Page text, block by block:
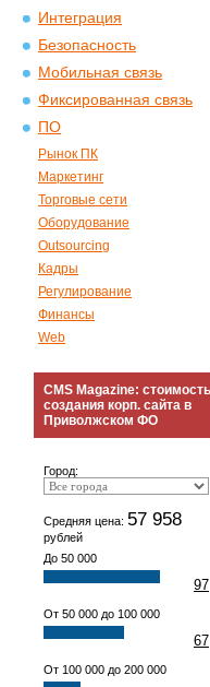
Интеграция
Безопасность
Мобильная связь
Фиксированная связь
ПО
Рынок ПК
Маркетинг
Торговые сети
Оборудование
Outsourcing
Кадры
Регулирование
Финансы
Web
CMS Magazine: стоимость
создания корп. сайта в
Приволжском ФО
Город:
Средняя цена: 57 958
рублей
До 50 000
97
От 50 000 до 100 000
67
От 100 000 до 200 000